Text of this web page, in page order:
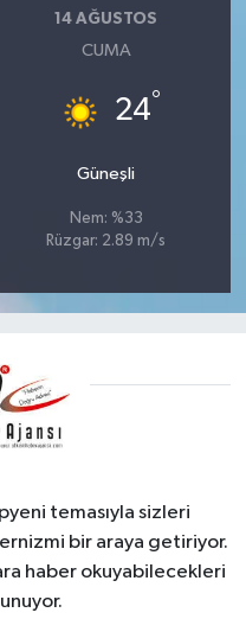
14 AĞUSTOS
CUMA
24°
Güneşli
Nem: %33
Rüzgar: 2.89 m/s
temasıyla sizleri
bir araya getiriyor.
haber okuyabilecekleri